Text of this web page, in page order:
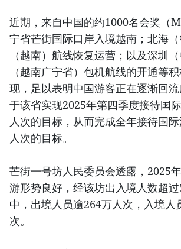
近期，来自中国的约1000名会奖（
宁省芒街国际口岸入境越南；北海
（越南）航线恢复运营；以及深圳
（越南广宁省）包机航线的开通等
现，足以表明中国游客正在逐渐回
于该省实现2025年第四季度接待国
人次的目标，从而完成全年接待国
人次的目标。
芒街一号坊人民委员会透露，2025
游形势良好，经该坊出入境人数超
中，出境人员逾264万人次，入境人
次。